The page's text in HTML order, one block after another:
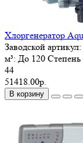
Хлоргенератор
Заводской артикул:
м³: До 120
44
51418.00р.
В корзину